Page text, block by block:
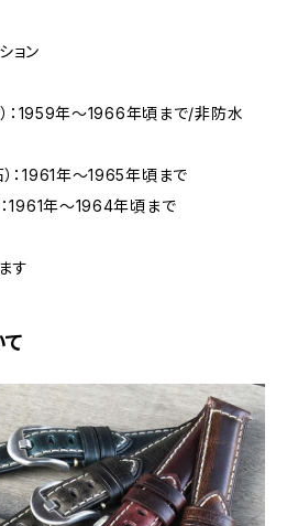
ョン
）：1959年～1966年頃まで/非防水
：1961年～1965年頃まで
：1961年～1964年頃まで
す